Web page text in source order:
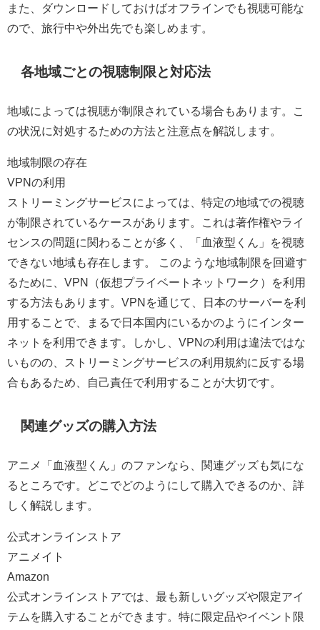
また、ダウンロードしておけばオフラインでも視聴可能な
ので、旅行中や外出先でも楽しめます。
各地域ごとの視聴制限と対応法
地域によっては視聴が制限されている場合もあります。こ
の状況に対処するための方法と注意点を解説します。
地域制限の存在
VPNの利用
ストリーミングサービスによっては、特定の地域での視聴
が制限されているケースがあります。これは著作権やライ
センスの問題に関わることが多く、「血液型くん」を視聴
できない地域も存在します。 このような地域制限を回避す
るために、VPN（仮想プライベートネットワーク）を利用
する方法もあります。VPNを通じて、日本のサーバーを利
用することで、まるで日本国内にいるかのようにインター
ネットを利用できます。しかし、VPNの利用は違法ではな
いものの、ストリーミングサービスの利用規約に反する場
合もあるため、自己責任で利用することが大切です。
関連グッズの購入方法
アニメ「血液型くん」のファンなら、関連グッズも気にな
るところです。どこでどのようにして購入できるのか、詳
しく解説します。
公式オンラインストア
アニメイト
Amazon
公式オンラインストアでは、最も新しいグッズや限定アイ
テムを購入することができます。特に限定品やイベント限